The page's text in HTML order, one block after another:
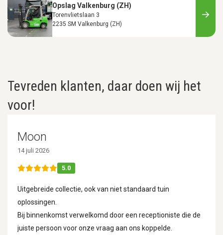
Opslag Valkenburg (ZH)
Torenvlietslaan 3
2235 SM Valkenburg (ZH)
Tevreden klanten, daar doen wij het
voor!
Moon
14 juli 2026
5.0
Uitgebreide collectie, ook van niet standaard tuin
oplossingen.
Bij binnenkomst verwelkomd door een receptioniste die de
juiste persoon voor onze vraag aan ons koppelde.